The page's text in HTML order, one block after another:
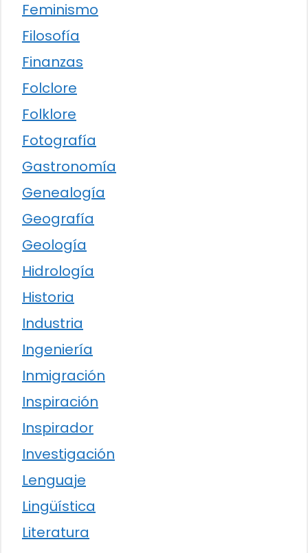
Feminismo
Filosofía
Finanzas
Folclore
Folklore
Fotografía
Gastronomía
Genealogía
Geografía
Geología
Hidrología
Historia
Industria
Ingeniería
Inmigración
Inspiración
Inspirador
Investigación
Lenguaje
Lingüística
Literatura